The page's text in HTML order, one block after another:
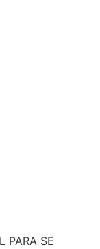
PARA SE